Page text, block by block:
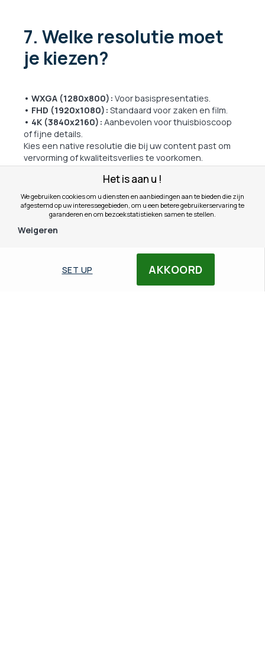
7. Welke resolutie moet
je kiezen?
• WXGA (1280x800): Voor basispresentaties.
• FHD (1920x1080): Standaard voor zaken en film.
• 4K (3840x2160): Aanbevolen voor thuisbioscoop
of fijne details.
Kies een native resolutie die bij uw content past om
vervorming of kwaliteitsverlies te voorkomen.
8. Kan mijn projector
verbinding maken met
AKKOORD
SET UP
Het is aan u !
We gebruiken cookies om u diensten en aanbiedingen aan te bieden die zijn
afgestemd op uw interessegebieden, om u een betere gebruikerservaring te
garanderen en om bezoekstatistieken samen te stellen.
Weigeren